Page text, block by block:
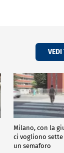
Milano, con la
ci vogliono
un semaforo